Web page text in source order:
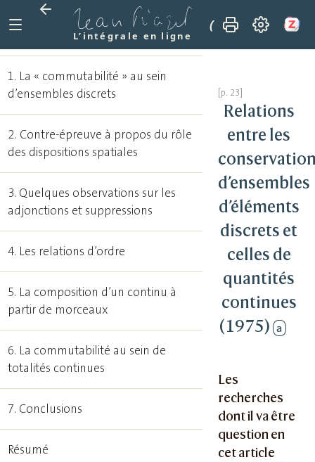
L’intégrale en ligne
(1975) Relations
Relations
entre les
d’ensembles
d’éléments
discrets et
celles de
quantités
continues
(1975) a
Les
recherches
dont il va être
question en
cet article
1. La « commutabilité » au sein
d’ensembles discrets
2. Contre-épreuve à propos du rôle
des dispositions spatiales
3. Quelques observations sur les
adjonctions et suppressions
4. Les relations d’ordre
5. La composition d’un continu à
partir de morceaux
6. La commutabilité au sein de
totalités continues
7. Conclusions
Résumé